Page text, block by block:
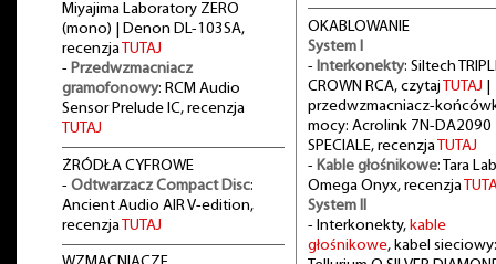
Miyajima Laboratory ZERO
(mono) | Denon DL-103SA,
recenzja TUTAJ
- Przedwzmacniacz
gramofonowy: RCM Audio
Sensor Prelude IC, recenzja
TUTAJ
ŻRÓDŁA CYFROWE
- Odtwarzacz Compact Disc:
Ancient Audio AIR V-edition,
recenzjaTUTAJ
OKABLOWANIE
System I
- Interkonekty: Siltech
CROWN RCA, czytaj TUTAJ
przedwzmacniacz-
mocy: Acrolink 7N-DA2090
SPECIALE, recenzjaTUTAJ
- Kable głośnikowe: Tara
Omega Onyx, recenzja
System II
- Interkonekty, kable
głośnikowe, kabel sieciowy: